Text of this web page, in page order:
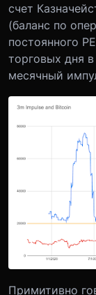
счет
(баланс по
постоянного
торговых дня
месячный
Примитивно